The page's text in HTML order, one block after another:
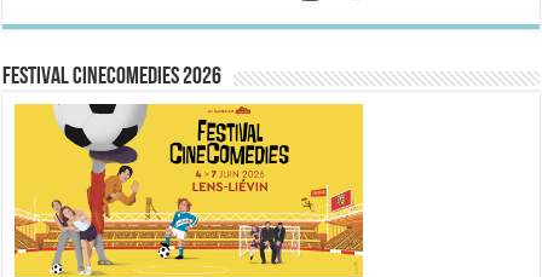
FESTIVAL CINECOMEDIES 2026